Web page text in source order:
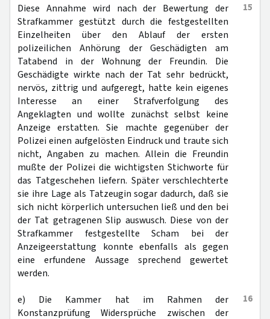
15
Diese Annahme wird nach der Bewertung der
Strafkammer gestützt durch die festgestellten
Einzelheiten über den Ablauf der ersten
polizeilichen Anhörung der Geschädigten am
Tatabend in der Wohnung der Freundin. Die
Geschädigte wirkte nach der Tat sehr bedrückt,
nervös, zittrig und aufgeregt, hatte kein eigenes
Interesse an einer Strafverfolgung des
Angeklagten und wollte zunächst selbst keine
Anzeige erstatten. Sie machte gegenüber der
Polizei einen aufgelösten Eindruck und traute sich
nicht, Angaben zu machen. Allein die Freundin
mußte der Polizei die wichtigsten Stichworte für
das Tatgeschehen liefern. Später verschlechterte
sie ihre Lage als Tatzeugin sogar dadurch, daß sie
sich nicht körperlich untersuchen ließ und den bei
der Tat getragenen Slip auswusch. Diese von der
Strafkammer festgestellte Scham bei der
Anzeigeerstattung konnte ebenfalls als gegen
eine erfundene Aussage sprechend gewertet
werden.
16
e) Die Kammer hat im Rahmen der
Konstanzprüfung Widersprüche zwischen der